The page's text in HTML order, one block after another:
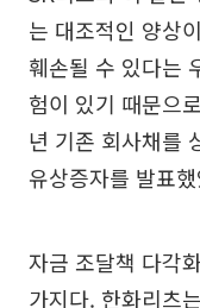
는 대조적인 양상
훼손될 수 있다는
험이 있기 때문으
년 기존 회사채를
유상증자를 발표
자금 조달책 다각
가지다. 한화리츠